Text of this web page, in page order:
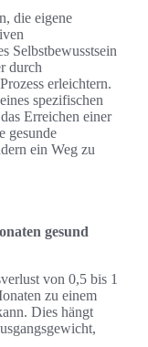
die eigene
Selbstbewusstsein
durch
erleichtern.
spezifischen
Erreichen einer
gesunde
ein Weg zu
gesund
von 0,5 bis 1
zu einem
Dies hängt